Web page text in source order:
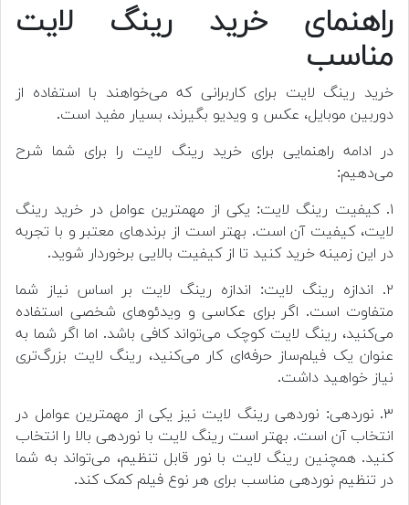
راهنمای خرید رینگ لایت
مناسب
خرید رینگ لایت برای کاربرانی که می‌خواهند با استفاده از
دوربین موبایل، عکس و ویدیو بگیرند، بسیار مفید است.
در ادامه راهنمایی برای خرید رینگ لایت را برای شما شرح
می‌دهیم:
۱. کیفیت رینگ لایت: یکی از مهمترین عوامل در خرید رینگ
لایت، کیفیت آن است. بهتر است از برندهای معتبر و با تجربه
در این زمینه خرید کنید تا از کیفیت بالایی برخوردار شوید.
۲. اندازه رینگ لایت: اندازه رینگ لایت بر اساس نیاز شما
متفاوت است. اگر برای عکاسی و ویدئو‌های شخصی استفاده
می‌کنید، رینگ لایت کوچک می‌تواند کافی باشد. اما اگر شما به
عنوان یک فیلم‌ساز حرفه‌ای کار می‌کنید، رینگ لایت بزرگ‌تری
نیاز خواهید داشت.
۳. نوردهی: نوردهی رینگ لایت نیز یکی از مهمترین عوامل در
انتخاب آن است. بهتر است رینگ لایت با نوردهی بالا را انتخاب
کنید. همچنین رینگ لایت با نور قابل تنظیم، می‌تواند به شما
در تنظیم نوردهی مناسب برای هر نوع فیلم کمک کند.